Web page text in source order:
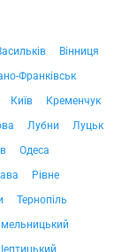
Вінниця
Франківськ
Київ
Кременчук
Лубни
Луцьк
Одеса
Рівне
Тернопіль